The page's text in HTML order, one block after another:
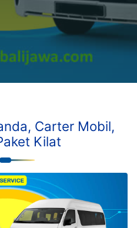
Carter Mobil,
Kilat